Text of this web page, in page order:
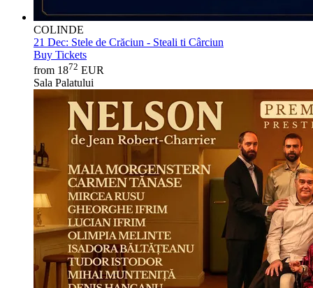
COLINDE
21 Dec: Stele de Crăciun - Steali ti Cârciun
Buy Tickets
from 1872 EUR
Sala Palatului